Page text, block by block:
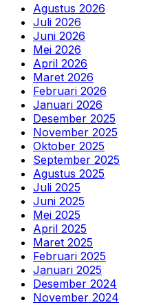
Agustus 2026
Juli 2026
Juni 2026
Mei 2026
April 2026
Maret 2026
Februari 2026
Januari 2026
Desember 2025
November 2025
Oktober 2025
September 2025
Agustus 2025
Juli 2025
Juni 2025
Mei 2025
April 2025
Maret 2025
Februari 2025
Januari 2025
Desember 2024
November 2024